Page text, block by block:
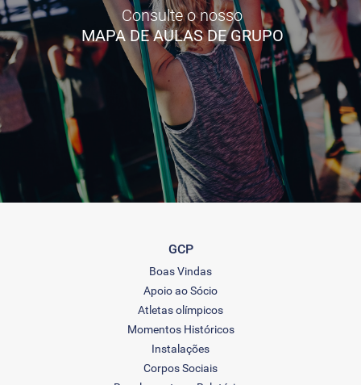
Consulte o nosso
MAPA DE AULAS DE GRUPO
GCP
Boas Vindas
Apoio ao Sócio
Atletas olímpicos
Momentos Históricos
Instalações
Corpos Sociais